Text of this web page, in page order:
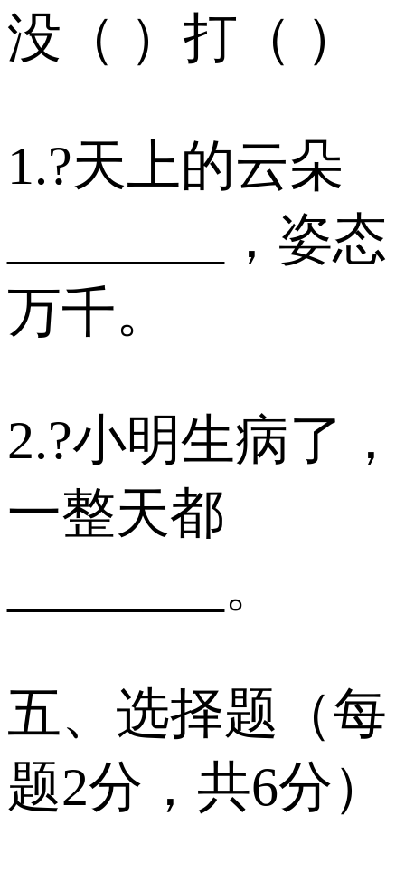
没（ ）打（ ）
1.?天上的云朵
________，姿态
万千。
2.?小明生病了，
一整天都
________。
五、选择题（每
题2分，共6分）